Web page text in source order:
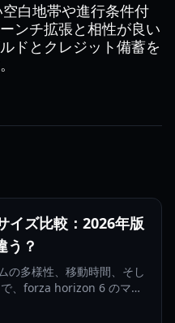
白地帯や進行条件付
ンチ拡張と相性が良い
ドとクレジット備蓄を
ズ比較：2026年版
う？
の多様性、移動時間、そし
、forza horizon 6 のマッ